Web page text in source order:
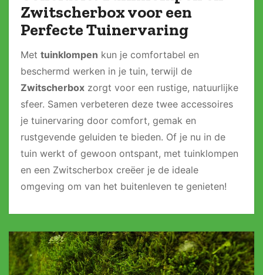
Zwitscherbox voor een
Perfecte Tuinervaring
Met tuinklompen kun je comfortabel en
beschermd werken in je tuin, terwijl de
Zwitscherbox zorgt voor een rustige, natuurlijke
sfeer. Samen verbeteren deze twee accessoires
je tuinervaring door comfort, gemak en
rustgevende geluiden te bieden. Of je nu in de
tuin werkt of gewoon ontspant, met tuinklompen
en een Zwitscherbox creëer je de ideale
omgeving om van het buitenleven te genieten!